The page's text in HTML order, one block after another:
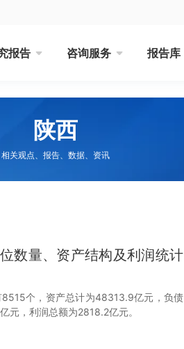
报告 咨询服务 报告库
陕西
相关观点、报告、数据、资讯
数量、资产结构及利润统计
个，资产总计为48313.9亿元，负债
元，利润总额为2818.2亿元。